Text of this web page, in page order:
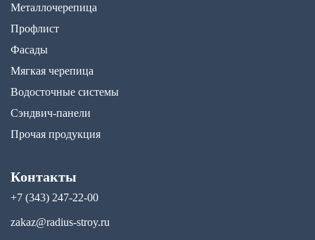
Металлочерепица
Профлист
Фасады
Мягкая черепица
Водосточные системы
Сэндвич-панели
Прочая продукция
Контакты
+7 (343) 247-22-00
zakaz@radius-stroy.ru